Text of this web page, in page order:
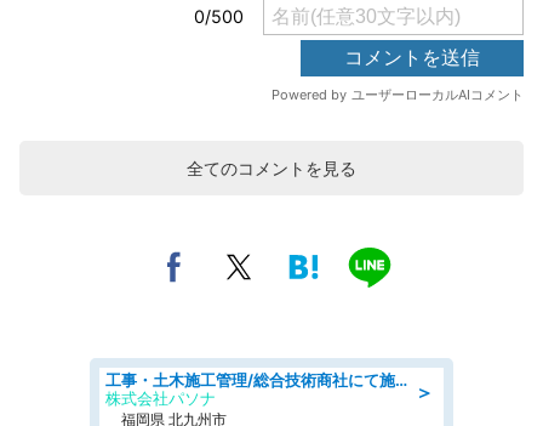
全てのコメントを見る
＞
工事・土木施工管理/総合技術商社にて施工管理のお仕事/即日勤務可/車通勤可/工事・土木施工管理/生産・品質管理
株式会社パソナ
福岡県 北九州市